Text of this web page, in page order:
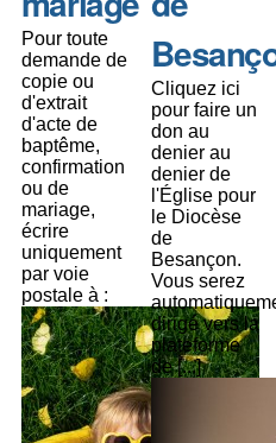
Pour toute
demande de
copie ou
d'extrait
d'acte de
baptême,
confirmation
ou de
mariage,
écrire
uniquement
par voie
postale à :
Cliquez ici
pour faire un
don au
denier au
denier de
l'Église pour
le Diocèse
de
Besançon.
Vous serez
dirigé vers la
plateforme
de [...]